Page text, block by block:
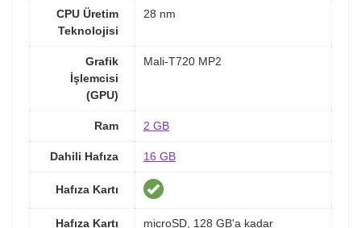
CPU Üretim
Teknolojisi
28 nm
Grafik
İşlemcisi
(GPU)
Mali-T720 MP2
Ram 2 GB
Dahili Hafıza 16 GB
Hafıza Kartı
Hafıza Kartı microSD, 128 GB'a kadar